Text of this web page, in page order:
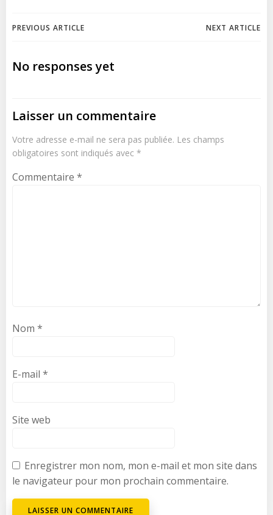
Navigation
de
PREVIOUS ARTICLE
Navigation
NEXT ARTICLE
No responses yet
Laisser un commentaire
Votre adresse e-mail ne sera pas publiée. Les champs
obligatoires sont indiqués avec *
Commentaire *
Nom *
E-mail *
Site web
Enregistrer mon nom, mon e-mail et mon site dans
le navigateur pour mon prochain commentaire.